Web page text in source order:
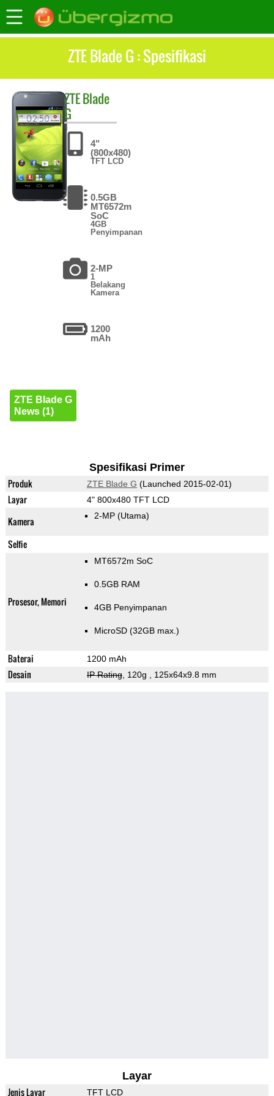
ZTE Blade G : Spesifikasi
ZTEBlade
G
4"
(800x480)
TFT LCD
0.5GB
MT6572m
SoC
4GB
Penyimpanan
2-MP
1
Belakang
Kamera
1200
mAh
ZTE Blade G
News (1)
Spesifikasi Primer
Produk ZTE Blade G (Launched 2015-02-01)
Layar 4" 800x480 TFT LCD
Kamera 2-MP (Utama)
Selfie
Prosesor, Memori
MT6572m SoC
0.5GB RAM
4GB Penyimpanan
MicroSD (32GB max.)
Baterai 1200 mAh
Desain IP Rating, 120g , 125x64x9.8 mm
Layar
Jenis Layar TFT LCD